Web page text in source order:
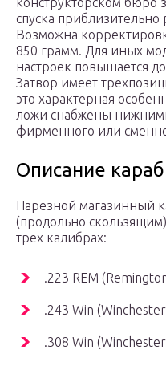
спуска
Возможна
850 грамм. Для иных
настроек повышается
Затвор имеет
это характерная
ложи снабжены
фирменного или
Описание
Нарезной магазинный
(продольно
трех калибрах:
.223 REM
.243 Win
.308 Win